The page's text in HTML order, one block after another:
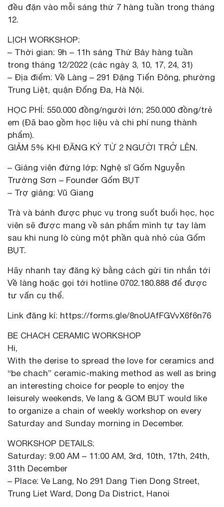
đều đặn vào mỗi sáng thứ 7 hàng tuần trong tháng
12.
LỊCH WORKSHOP:
– Thời gian: 9h – 11h sáng Thứ Bảy hàng tuần
trong tháng 12/2022 (các ngày 3, 10, 17, 24, 31)
– Địa điểm: Về Làng – 291 Đặng Tiến Đông, phường
Trung Liệt, quận Đống Đa, Hà Nội.
HỌC PHÍ: 550.000 đồng/người lớn; 250.000 đồng/trẻ
em (Đã bao gồm học liệu và chi phí nung thành
phẩm).
GIẢM 5% KHI ĐĂNG KÝ TỪ 2 NGƯỜI TRỞ LÊN.
– Giảng viên đứng lớp: Nghệ sĩ Gốm Nguyễn
Trường Sơn – Founder Gốm BỤT
– Trợ giảng: Vũ Giang
Trà và bánh được phục vụ trong suốt buổi học, học
viên sẽ được mang về sản phẩm mình tự tay làm
sau khi nung lò cùng một phần quà nhỏ của Gốm
BỤT.
Hãy nhanh tay đăng ký bằng cách gửi tin nhắn tới
Về làng hoặc gọi tới hotline 0702.180.888 để được
tư vấn cụ thể.
Link đăng kí: https://forms.gle/8noUAfFGVvX6f6n76
BE CHACH CERAMIC WORKSHOP
Hi,
With the derise to spread the love for ceramics and
“be chach” ceramic-making method as well as bring
an interesting choice for people to enjoy the
leisurely weekends, Ve lang & GOM BUT would like
to organize a chain of weekly workshop on every
Saturday and Sunday morning in December.
WORKSHOP DETAILS:
Saturday: 9:00 AM – 11:00 AM, 3rd, 10th, 17th, 24th,
31th December
– Place: Ve Lang, No 291 Dang Tien Dong Street,
Trung Liet Ward, Dong Da District, Hanoi